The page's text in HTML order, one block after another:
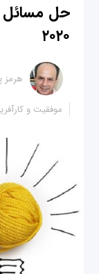
حل مسائل
۲۰۲۰
هرمز
موفقیت و